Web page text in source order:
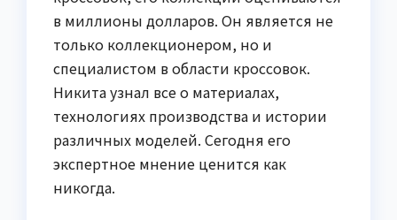
в миллионы долларов. Он является не
только коллекционером, но и
специалистом в области кроссовок.
Никита узнал все о материалах,
технологиях производства и истории
различных моделей. Сегодня его
экспертное мнение ценится как
никогда.